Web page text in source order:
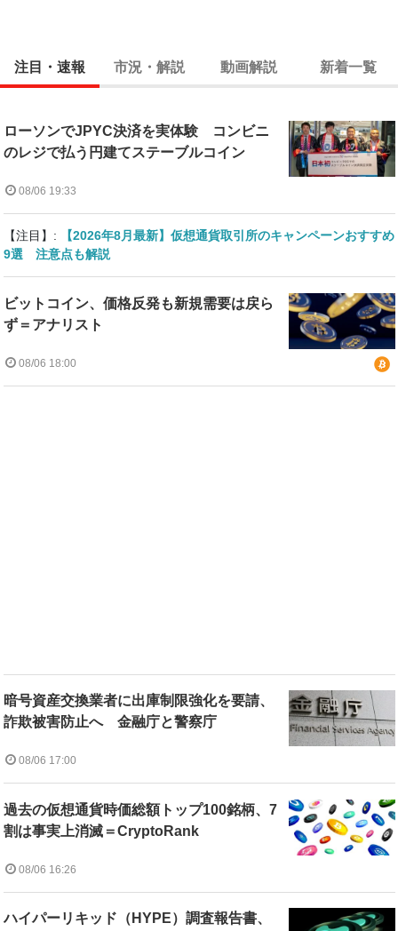
注目・速報 市況・解説 動画解説 新着一覧
ローソンでJPYC決済を実体験 コンビニ
のレジで払う円建てステーブルコイン
08/06 19:33
【注目】:
【2026年8月最新】仮想通貨取引所のキャンペーンおすすめ
9選 注意点も解説
ビットコイン、価格反発も新規需要は戻ら
ず＝アナリスト
08/06 18:00
暗号資産交換業者に出庫制限強化を要請、
詐欺被害防止へ 金融庁と警察庁
08/06 17:00
過去の仮想通貨時価総額トップ100銘柄、7
割は事実上消滅＝CryptoRank
08/06 16:26
ハイパーリキッド（HYPE）調査報告書、